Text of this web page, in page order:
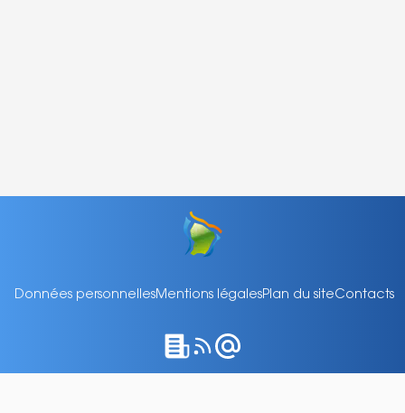
Données personnellesMentions légalesPlan du siteContacts